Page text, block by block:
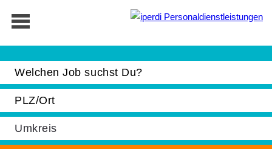
Jobbörse
Bewerber
Unternehmen
Über iperdi